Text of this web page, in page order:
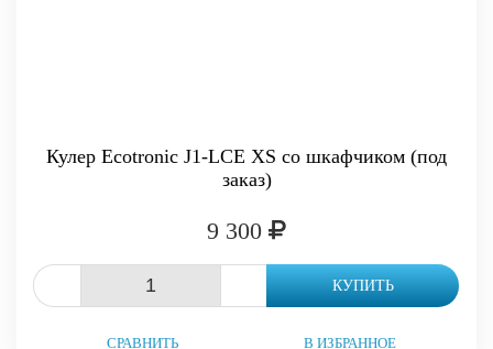
Кулер Ecotronic J1-LCE XS со шкафчиком (под
заказ)
9 300
КУПИТЬ
СРАВНИТЬ В ИЗБРАННОЕ